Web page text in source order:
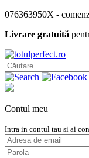
076363950X -
Livrare gratuită
Contul meu
Intra in contul tau si ai